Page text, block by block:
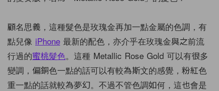
顧名思義，這種髮色是玫瑰金再加一點金屬的色調，有
點兒像 iPhone 最新的配色，亦介乎在玫瑰金與之前流
行過的蜜桃髮色。這種 Metallic Rose Gold 可以有很多
變調，偏銅色一點的話可以有較為斯文的感覺，粉紅色
重一點的話就較為夢幻。不過不管色調如何，這也會是